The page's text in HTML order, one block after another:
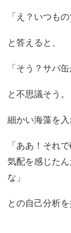
「え？いつも
と答えると、
「そう？サバ
と不思議そう。
細かい海藻を入
「ああ！それ
気配を感じた
な」
との自己分析